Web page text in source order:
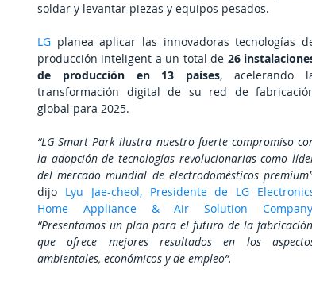
soldar y levantar piezas y equipos pesados.
LG planea aplicar las innovadoras tecnologías
producción inteligent a un total de 26
de producción en 13 países, acelerando
transformación digital de su red de
global para 2025.
“LG Smart Park ilustra nuestro fuerte compromiso
la adopción de tecnologías revolucionarias como
del mercado mundial de electrodomésticos
dijo Lyu Jae-cheol, Presidente de LG
“Presentamos un plan para el futuro de la
que ofrece mejores resultados en los
ambientales, económicos y de empleo”.